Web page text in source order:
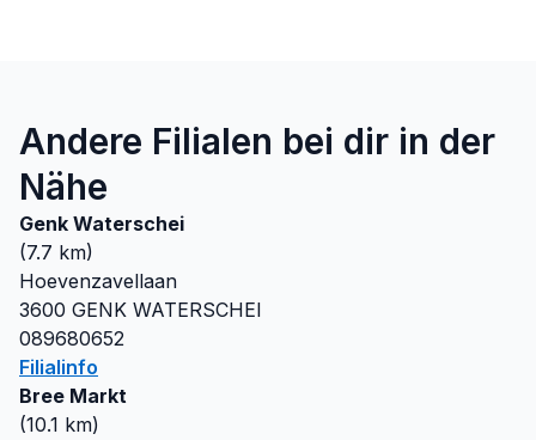
Andere Filialen bei dir in der
Nähe
Genk Waterschei
(7.7 km)
Hoevenzavellaan
3600 GENK WATERSCHEI
089680652
Filialinfo
Bree Markt
(10.1 km)